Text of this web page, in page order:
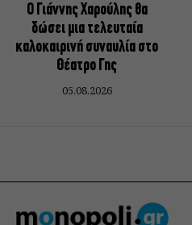
Ο Γιάννης Χαρούλης θα
δώσει μια τελευταία
καλοκαιρινή συναυλία στο
Θέατρο Γης
05.08.2026